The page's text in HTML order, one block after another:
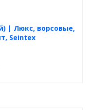
| Люкс, ворсовые,
Seintex